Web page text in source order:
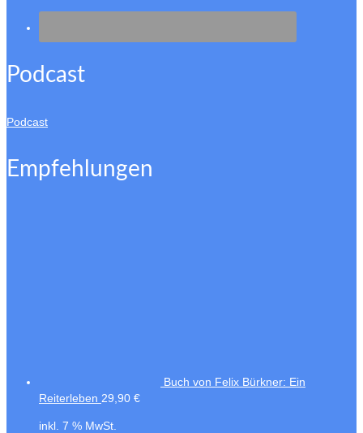
Podcast
Podcast
Empfehlungen
Buch von Felix Bürkner: Ein
Reiterleben 29,90 €
inkl. 7 % MwSt.